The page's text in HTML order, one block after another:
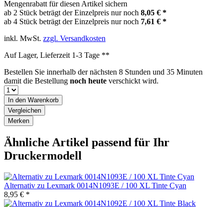
Mengenrabatt für diesen Artikel sichern
ab 2 Stück beträgt der Einzelpreis nur noch 8,05 € *
ab 4 Stück beträgt der Einzelpreis nur noch 7,61 € *
inkl. MwSt. zzgl. Versandkosten
Auf Lager, Lieferzeit 1-3 Tage **
Bestellen Sie innerhalb der nächsten 8 Stunden und 35 Minuten
damit die Bestellung noch heute verschickt wird.
In den Warenkorb
Vergleichen
Merken
Ähnliche Artikel passend für Ihr
Druckermodell
Alternativ zu Lexmark 0014N1093E / 100 XL Tinte Cyan
8,95 € *